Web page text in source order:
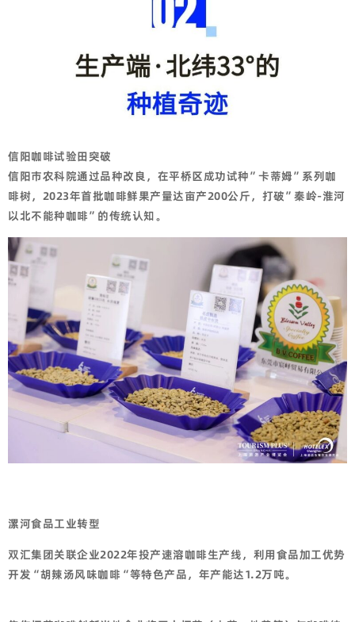
信阳咖啡试验田突破
信阳市农科院通过品种改良，在平桥区成功试种”卡蒂姆”系列咖
啡树，2023年首批咖啡鲜果产量达亩产200公斤，打破”秦岭-淮河
以北不能种咖啡”的传统认知。
漯河食品工业转型
双汇集团关联企业2022年投产速溶咖啡生产线，利用食品加工优势
开发 “胡辣汤风味咖啡 “等特色产品，年产能达1.2万吨。